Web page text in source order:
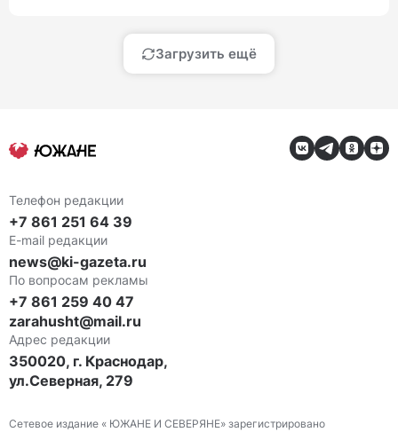
Загрузить ещё
Телефон редакции
+7 861 251 64 39
E-mail редакции
news@ki-gazeta.ru
По вопросам рекламы
+7 861 259 40 47
zarahusht@mail.ru
Адрес редакции
350020, г. Краснодар,
ул.Северная, 279
Сетевое издание « ЮЖАНЕ И СЕВЕРЯНЕ» зарегистрировано